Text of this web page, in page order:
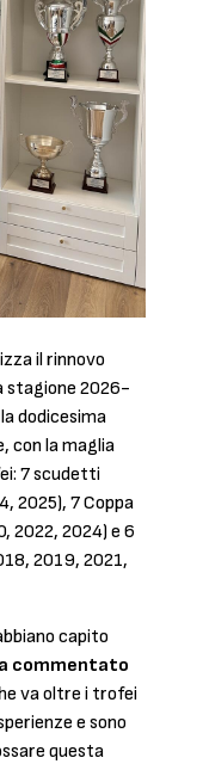
il rinnovo
stagione 2026-
dodicesima
con la maglia
7 scudetti
2025), 7 Coppa
2022, 2024) e 6
2019, 2021,
capito
commentato
va oltre i trofei
e sono
questa